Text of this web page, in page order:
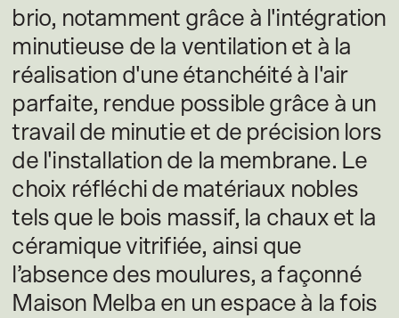
brio, notamment grâce à l'intégration
minutieuse de la ventilation et à la
réalisation d'une étanchéité à l'air
parfaite, rendue possible grâce à un
travail de minutie et de précision lors
de l'installation de la membrane. Le
choix réfléchi de matériaux nobles
tels que le bois massif, la chaux et la
céramique vitrifiée, ainsi que
l’absence des moulures, a façonné
Maison Melba en un espace à la fois